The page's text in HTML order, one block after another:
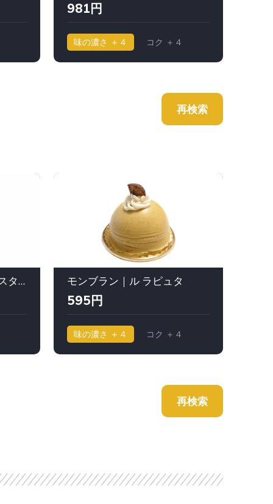
981円
味の濃さ ＋４ コク ＋４
再検索
栗ずくめのモンブラン｜スターバックスコーヒー（Starbucks Coffee/スタバ) モンブラン｜ル ラピュタ
595円
味の濃さ ＋４ コク ＋４
再検索